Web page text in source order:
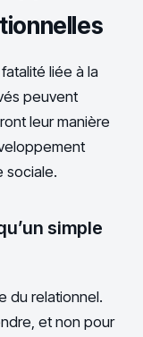
liée à la
peuvent
leur manière
sociale.
simple
du relationnel.
et non pour